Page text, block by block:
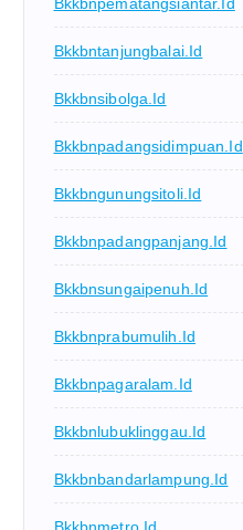
Bkkbntanjungbalai.id
Bkkbnsibolga.id
Bkkbnpadangsidimpuan.id
Bkkbngunungsitoli.id
Bkkbnpadangpanjang.id
Bkkbnsungaipenuh.id
Bkkbnprabumulih.id
Bkkbnpagaralam.id
Bkkbnlubuklinggau.id
Bkkbnbandarlampung.id
Bkkbnmetro.id